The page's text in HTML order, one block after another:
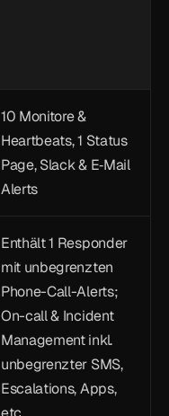
10 Monitore &
Heartbeats, 1 Status
Page, Slack & E‑Mail
Alerts
Enthält 1 Responder
mit unbegrenzten
Phone-Call-Alerts;
On-call & Incident
Management inkl.
unbegrenzter SMS,
Escalations, Apps,